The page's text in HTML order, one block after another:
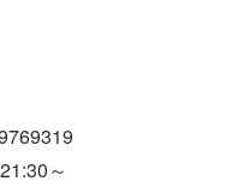
～